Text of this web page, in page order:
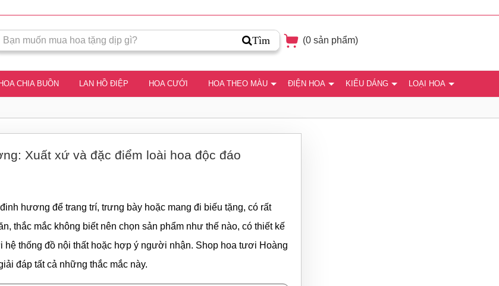
Tìm (0 sản phẩm)
HOA CHIA BUỒN LAN HỒ ĐIỆP HOA CƯỚI HOA THEO MÀU ĐIỆN HOA KIỂU DÁNG LOẠI HOA
Xuất xứ và đặc điểm loài hoa độc đáo
hương để trang trí, trưng bày hoặc mang đi biếu tặng, có rất
thắc mắc không biết nên chọn sản phẩm như thế nào, có thiết kế
hệ thống đồ nội thất hoặc hợp ý người nhận. Shop hoa tươi Hoàng
đáp tất cả những thắc mắc này.